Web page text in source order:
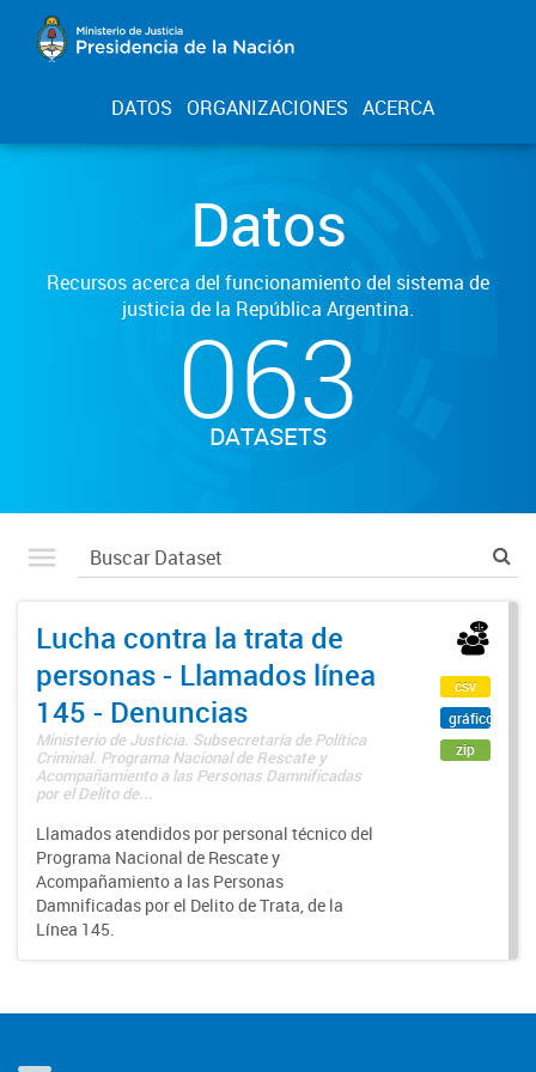
DATOS ORGANIZACIONES ACERCA
Datos
Recursos acerca del funcionamiento del sistema de
justicia de la República Argentina.
063
DATASETS
Lucha contra la trata de
personas - Llamados línea
145 - Denuncias
Ministerio de Justicia. Subsecretaría de Política
Criminal. Programa Nacional de Rescate y
Acompañamiento a las Personas Damnificadas
por el Delito de...
Llamados atendidos por personal técnico del
Programa Nacional de Rescate y
Acompañamiento a las Personas
Damnificadas por el Delito de Trata, de la
Línea 145.
csv
gráfico
zip